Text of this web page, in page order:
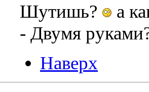
Шутишь?
а
- Двумя
Наверх